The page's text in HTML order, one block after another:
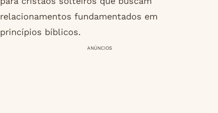
relacionamentos fundamentados em
princípios bíblicos.
ANÚNCIOS